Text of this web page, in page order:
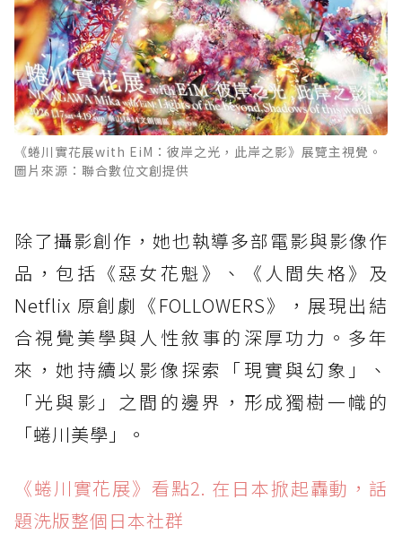
《蜷川實花展with EiM：彼岸之光，此岸之影》展覽主視覺。
圖片來源：聯合數位文創提供
除了攝影創作，她也執導多部電影與影像作
品，包括《惡女花魁》、《人間失格》及
Netflix 原創劇《FOLLOWERS》，展現出結
合視覺美學與人性敘事的深厚功力。多年
來，她持續以影像探索「現實與幻象」、
「光與影」之間的邊界，形成獨樹一幟的
「蜷川美學」。
《蜷川實花展》看點2. 在日本掀起轟動，話
題洗版整個日本社群